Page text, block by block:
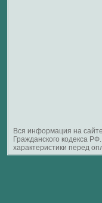
Вся информация на
Гражданского кодекса
характеристики перед